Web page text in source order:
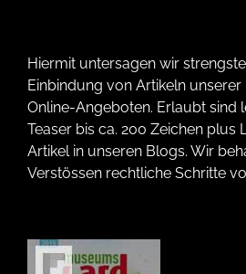
Hiermit untersagen wir
Einbindung von Artikeln
Online-Angeboten. Erlaubt sind
Teaser bis ca. 200 Zeichen plus
Artikel in unseren Blogs. Wir
Verstössen rechtliche Schritte